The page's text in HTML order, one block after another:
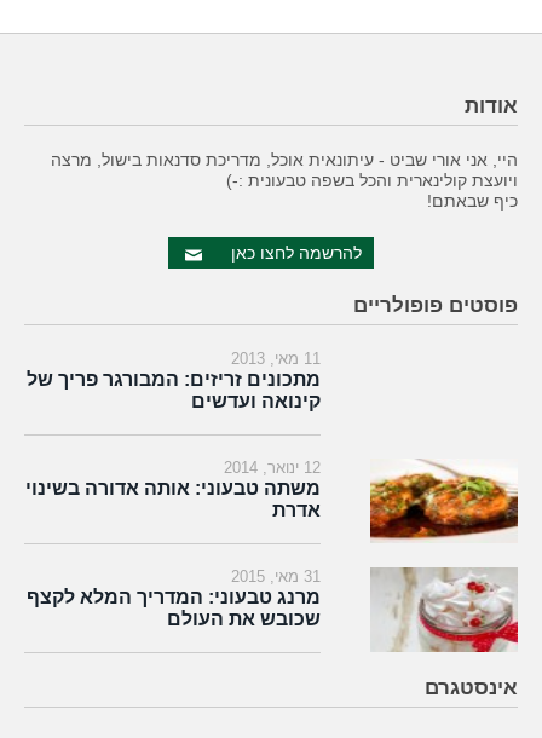
אודות
היי, אני אורי שביט - עיתונאית אוכל, מדריכת סדנאות בישול, מרצה
ויועצת קולינארית והכל בשפה טבעונית :-)
כיף שבאתם!
להרשמה לחצו כאן
פוסטים פופולריים
11 מאי, 2013
מתכונים זריזים: המבורגר פריך של
קינואה ועדשים
12 ינואר, 2014
משתה טבעוני: אותה אדורה בשינוי
אדרת
31 מאי, 2015
מרנג טבעוני: המדריך המלא לקצף
שכובש את העולם
אינסטגרם